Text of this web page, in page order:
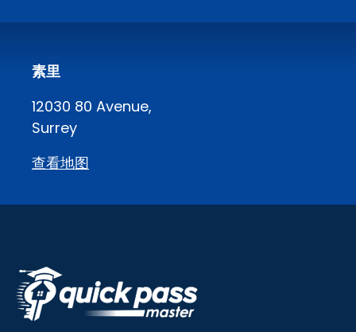
素里
12030 80 Avenue,
Surrey
查看地图